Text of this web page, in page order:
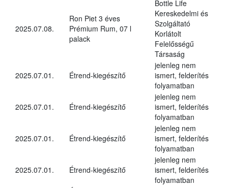
2025.07.08.
Ron Piet 3 éves
Prémium Rum, 07 l
palack
Bottle Life
Kereskedelmi és
Szolgáltató
Korlátolt
Felelősségű
Társaság
2025.07.01. Étrend-kiegészítő
jelenleg nem
ismert, felderítés
folyamatban
2025.07.01. Étrend-kiegészítő
jelenleg nem
ismert, felderítés
folyamatban
2025.07.01. Étrend-kiegészítő
jelenleg nem
ismert, felderítés
folyamatban
2025.07.01. Étrend-kiegészítő
jelenleg nem
ismert, felderítés
folyamatban